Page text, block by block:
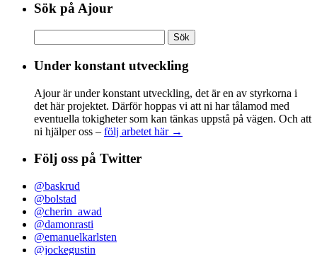
Sök på Ajour
efter:
Under konstant utveckling
Ajour är under konstant utveckling, det är en av styrkorna i
det här projektet. Därför hoppas vi att ni har tålamod med
eventuella tokigheter som kan tänkas uppstå på vägen. Och att
ni hjälper oss – följ arbetet här →
Följ oss på Twitter
@baskrud
@bolstad
@cherin_awad
@damonrasti
@emanuelkarlsten
@jockegustin